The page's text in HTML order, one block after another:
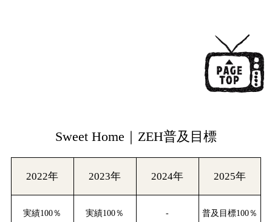
Sweet Home｜ZEH普及目標
2022年 2023年 2024年 2025年
実績100％ 実績100％ - 普及目標100％